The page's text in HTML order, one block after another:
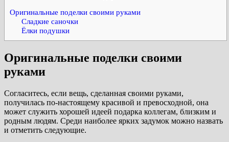
Оригинальные поделки своими руками
Сладкие саночки
Ёлки подушки
Оригинальные поделки своими
руками
Согласитесь, если вещь, сделанная своими руками,
получилась по-настоящему красивой и превосходной, она
может служить хорошей идеей подарка коллегам, близким и
родным людям. Среди наиболее ярких задумок можно назвать
и отметить следующие.